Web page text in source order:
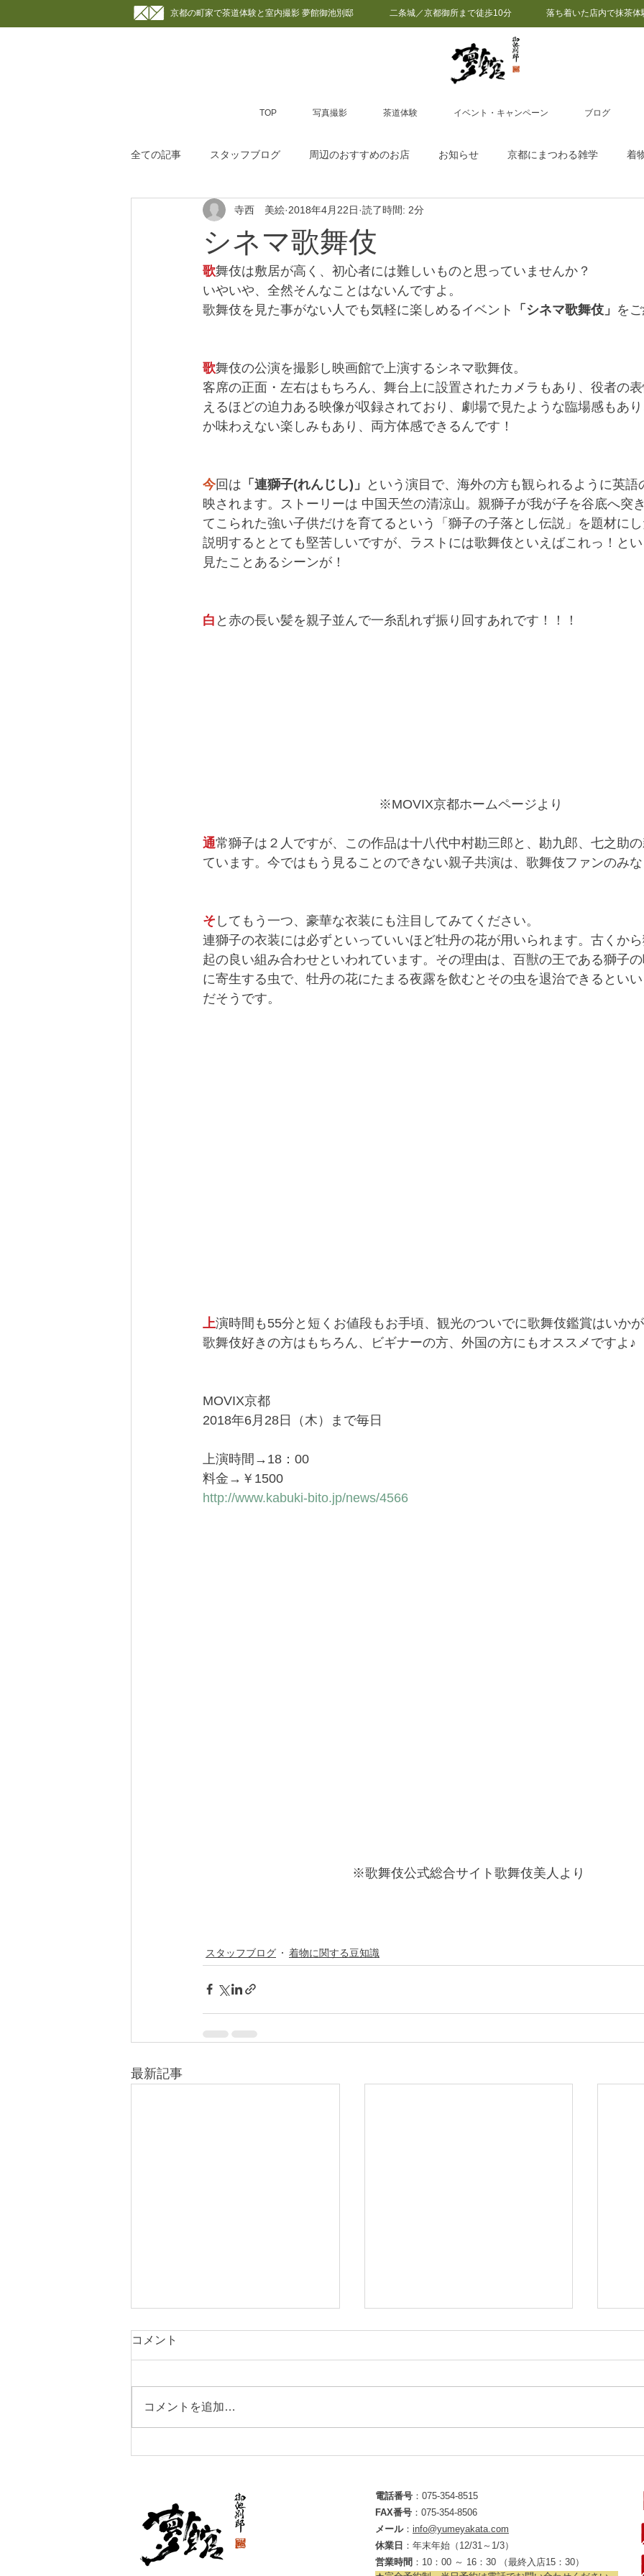
京都の町家で茶道体験と室内撮影 夢館御池別邸 二条城／京都御所まで徒歩10分 落ち着いた店内で抹茶体
TOP 写真撮影 茶道体験 イベント・キャンペーン ブログ
全ての記事 スタッフブログ 周辺のおすすめのお店 お知らせ 京都にまつわる雑学 着
カフェ＆スイーツ ランチ ディナー おみやげ
カメラマンから見る京都 日本舞踊感想 茶道コラム 抹茶体験
シネマ歌舞伎
寺西 美絵 2018年4月22日 読了時間: 2分
歌舞伎は敷居が高く、初心者には難しいものと思っていませんか？
いやいや、全然そんなことはないんですよ。
歌舞伎を見た事がない人でも気軽に楽しめるイベント
「シネマ歌舞伎」 を
歌舞伎の公演を撮影し映画館で上演するシネマ歌舞伎。
客席の正面・左右はもちろん、舞台上に設置されたカメラもあり、役者の
えるほどの迫力ある映像が収録されており、劇場で見たような臨場感もあ
か味わえない楽しみもあり、両方体感できるんです！
今回は 「連獅子(れんじし)」
という演目で、海外の方も観られるように英語
映されます。ストーリーは 中国天竺の清涼山。親獅子が我が子を谷底へ突
てこられた強い子供だけを育てるという「獅子の子落とし伝説」を題材に
説明するととても堅苦しいですが、ラストには歌舞伎といえばこれっ！と
見たことあるシーンが！
白 と赤の長い髪を親子並んで一糸乱れず振り回すあれです！！！
※MOVIX京都ホームページより
通常獅子は２人ですが、この作品は十八代中村勘三郎と、勘九郎、七之助
ています。今ではもう見ることのできない親子共演は、歌舞伎ファンのみな
そ してもう一つ、豪華な衣装にも注目してみてください。
連獅子の衣装には必ずといっていいほど牡丹の花が用いられます。古くか
起の良い組み合わせといわれています。その理由は、百獣の王である獅子
に寄生する虫で、牡丹の花にたまる夜露を飲むとその虫を退治できるとい
だそうです。
上演時間も55分と短くお値段もお手頃、観光のついでに歌舞伎鑑賞はいか
歌舞伎好きの方はもちろん、ビギナーの方、外国の方にもオススメですよ♪
MOVIX京都
2018年6月28日（木）まで毎日
上演時間→18：00
料金→￥1500
http://www.kabuki-bito.jp/news/4566
※歌舞伎公式総合サイト歌舞伎美人より
スタッフブログ 着物に関する豆知識
最新記事
疫病退散っ！！！
コメント
コメントを追加…
電話番号 ： 075-354-8515
FAX番号 ：075-354-8506
メール： info@yumeyakata.com
休業日 ：年末年始（12/31～1/3）
​営業時間 ：10：00 ～ 16：30 （最終入店15：30）